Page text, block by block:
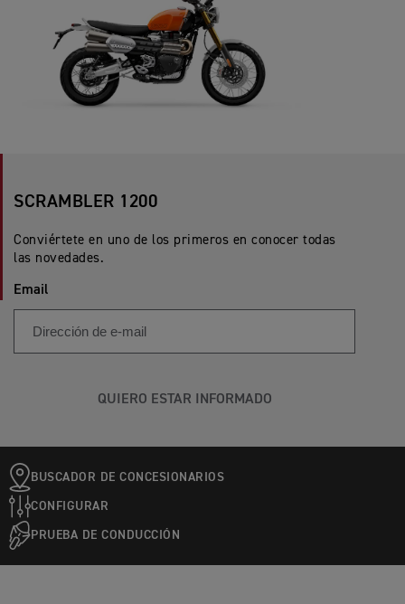
SCRAMBLER 1200
Conviértete en uno de los primeros en conocer todas
las novedades.
Email
QUIERO ESTAR INFORMADO
BUSCADOR DE CONCESIONARIOS
CONFIGURAR
PRUEBA DE CONDUCCIÓN